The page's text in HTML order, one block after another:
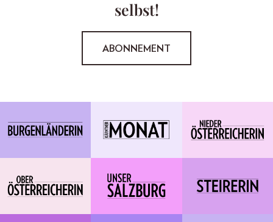
selbst!
ABONNEMENT